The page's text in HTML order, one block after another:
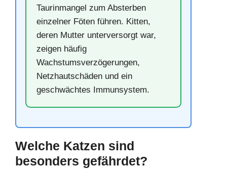
Taurinmangel zum Absterben
einzelner Föten führen. Kitten,
deren Mutter unterversorgt war,
zeigen häufig
Wachstumsverzögerungen,
Netzhautschäden und ein
geschwächtes Immunsystem.
Welche Katzen sind
besonders gefährdet?